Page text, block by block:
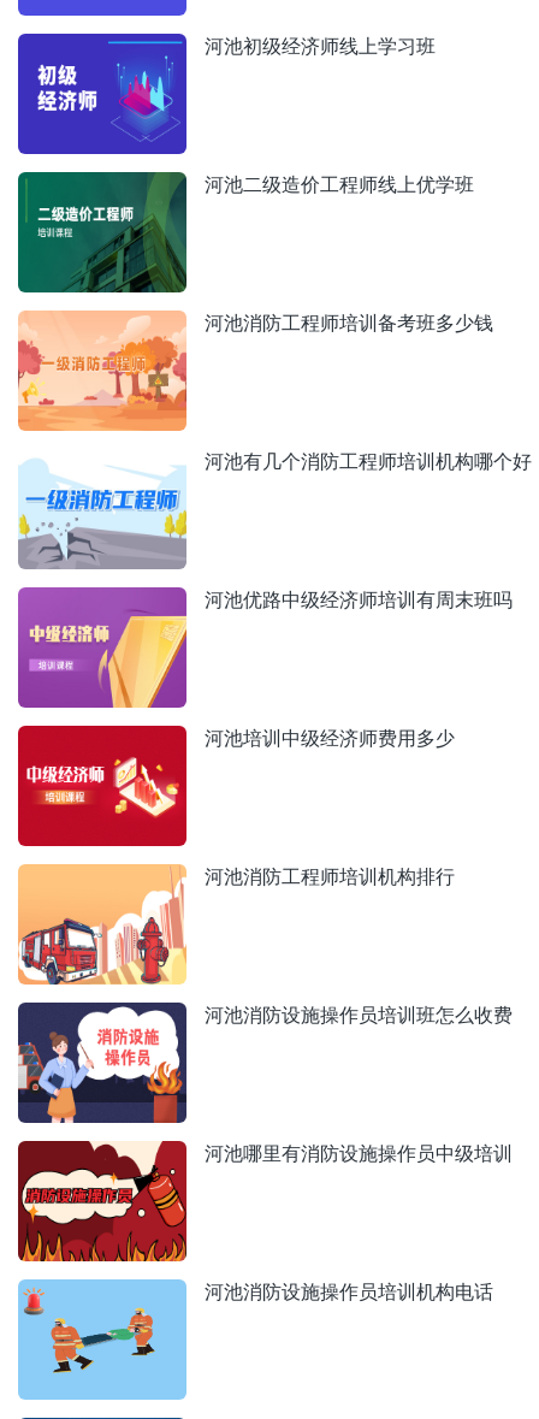
河池初级经济师线上学习班
河池二级造价工程师线上优学班
河池消防工程师培训备考班多少钱
河池有几个消防工程师培训机构哪个好
河池优路中级经济师培训有周末班吗
河池培训中级经济师费用多少
河池消防工程师培训机构排行
河池消防设施操作员培训班怎么收费
河池哪里有消防设施操作员中级培训
河池消防设施操作员培训机构电话